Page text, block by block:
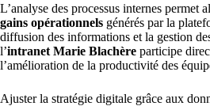
L’analyse des processus internes permet
gains opérationnels générés par la
diffusion des informations et la gestion
l’intranet Marie Blachère participe
l’amélioration de la productivité des
Ajuster la stratégie digitale grâce aux